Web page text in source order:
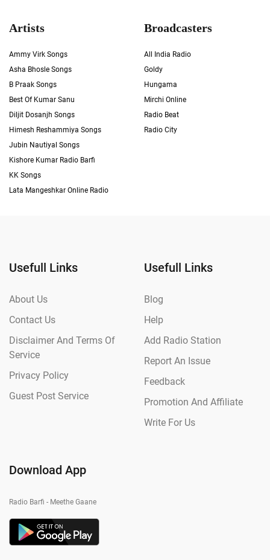
Artists
Ammy Virk Songs
Asha Bhosle Songs
B Praak Songs
Best Of Kumar Sanu
Diljit Dosanjh Songs
Himesh Reshammiya Songs
Jubin Nautiyal Songs
Kishore Kumar Radio Barfi
KK Songs
Lata Mangeshkar Online Radio
Broadcasters
All India Radio
Goldy
Hungama
Mirchi Online
Radio Beat
Radio City
Usefull Links
About Us
Contact Us
Disclaimer And Terms Of
Service
Privacy Policy
Guest Post Service
Usefull Links
Blog
Help
Add Radio Station
Report An Issue
Feedback
Promotion And Affiliate
Write For Us
Download App
Radio Barfi - Meethe Gaane